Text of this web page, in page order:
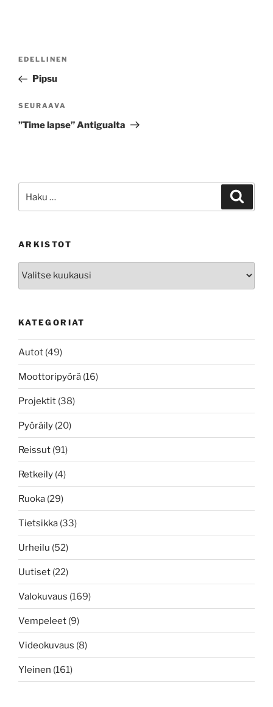
Edellinen
artikkeli
EDELLINEN
Pipsu
Seuraava
artikkeli
SEURAAVA
”Time lapse” Antigualta
ARKISTOT
KATEGORIAT
Autot (49)
Moottoripyörä (16)
Projektit (38)
Pyöräily (20)
Reissut (91)
Retkeily (4)
Ruoka (29)
Tietsikka (33)
Urheilu (52)
Uutiset (22)
Valokuvaus (169)
Vempeleet (9)
Videokuvaus (8)
Yleinen (161)